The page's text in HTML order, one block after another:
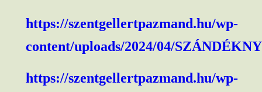
https://szentgellertpazmand.hu/wp-
content/uploads/2024/04/
https://szentgellertpazmand.hu/wp-